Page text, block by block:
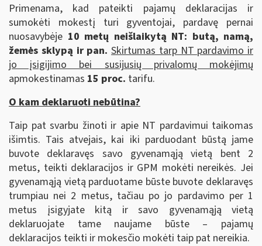
Primenama, kad pateikti pajamų deklaracijas ir
sumokėti mokestį turi gyventojai, pardavę pernai
nuosavybėje 10 metų neišlaikytą NT: butą, namą,
žemės sklypą ir pan. Skirtumas tarp NT pardavimo ir
jo įsigijimo bei susijusių privalomų mokėjimų
apmokestinamas 15 proc. tarifu.
O kam deklaruoti nebūtina?
Taip pat svarbu žinoti ir apie NT pardavimui taikomas
išimtis. Tais atvejais, kai iki parduodant būstą jame
buvote deklaravęs savo gyvenamąją vietą bent 2
metus, teikti deklaracijos ir GPM mokėti nereikės. Jei
gyvenamąją vietą parduotame būste buvote deklaravęs
trumpiau nei 2 metus, tačiau po jo pardavimo per 1
metus įsigyjate kitą ir savo gyvenamąją vietą
deklaruojate tame naujame būste – pajamų
deklaracijos teikti ir mokesčio mokėti taip pat nereikia.